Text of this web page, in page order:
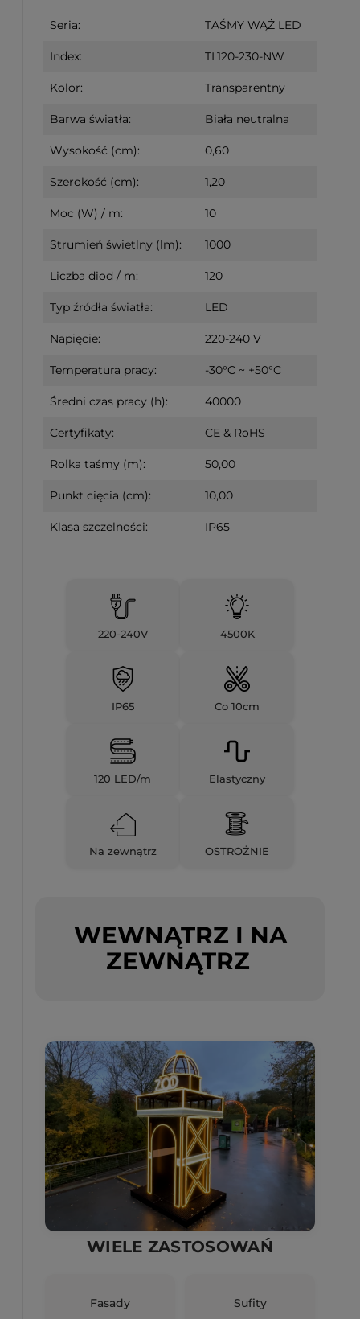
Seria: TAŚMY WĄŻ LED
Index: TL120-230-NW
Kolor: Transparentny
Barwa światła: Biała neutralna
Wysokość (cm): 0,60
Szerokość (cm): 1,20
Moc (W) / m: 10
Strumień świetlny (lm): 1000
Liczba diod / m: 120
Typ źródła światła: LED
Napięcie: 220-240 V
Temperatura pracy: -30°C ~ +50°C
Średni czas pracy (h): 40000
Certyfikaty: CE & RoHS
Rolka taśmy (m): 50,00
Punkt cięcia (cm): 10,00
Klasa szczelności: IP65
220-240V 4500K
IP65 Co 10cm
120 LED/m Elastyczny
Na zewnątrz OSTROŻNIE
WEWNĄTRZ I NA
ZEWNĄTRZ
WIELE ZASTOSOWAŃ
Fasady Sufity